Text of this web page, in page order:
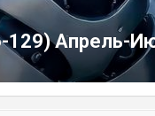
129) Апрель-